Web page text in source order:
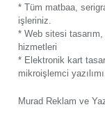
* Tüm matbaa,
işleriniz.
* Web sitesi
hizmetleri
* Elektronik kart
mikroişlemci
Murad Reklam ve